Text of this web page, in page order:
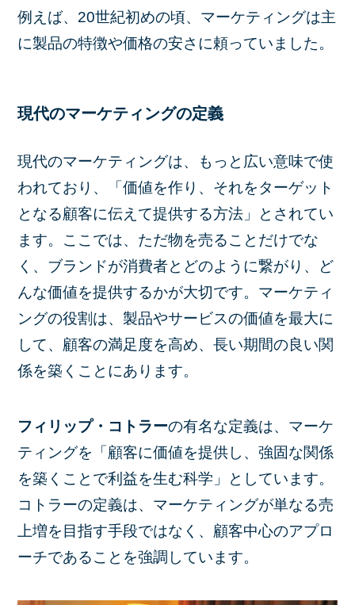
例えば、20世紀初めの頃、マーケティングは主
に製品の特徴や価格の安さに頼っていました。
現代のマーケティングの定義
現代のマーケティングは、もっと広い意味で使
われており、「価値を作り、それをターゲット
となる顧客に伝えて提供する方法」とされてい
ます。ここでは、ただ物を売ることだけでな
く、ブランドが消費者とどのように繋がり、ど
んな価値を提供するかが大切です。マーケティ
ングの役割は、製品やサービスの価値を最大に
して、顧客の満足度を高め、長い期間の良い関
係を築くことにあります。
フィリップ・コトラーの有名な定義は、マーケ
ティングを「顧客に価値を提供し、強固な関係
を築くことで利益を生む科学」としています。
コトラーの定義は、マーケティングが単なる売
上増を目指す手段ではなく、顧客中心のアプロ
ーチであることを強調しています。